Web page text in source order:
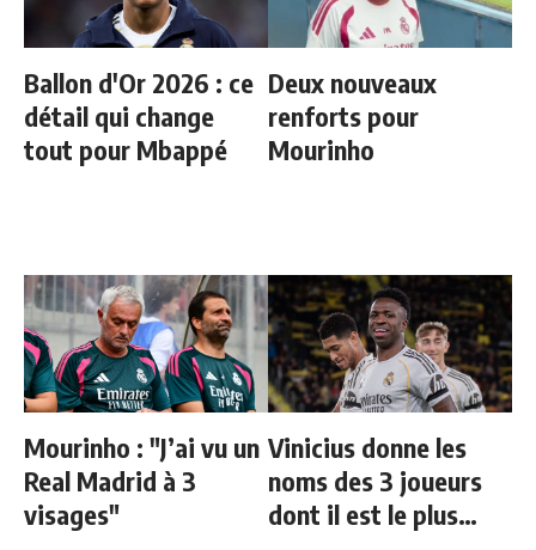
Ballon d'Or 2026 : ce
détail qui change
tout pour Mbappé
Deux nouveaux
renforts pour
Mourinho
Mourinho : "J’ai vu un
Real Madrid à 3
visages"
Vinicius donne les
noms des 3 joueurs
dont il est le plus